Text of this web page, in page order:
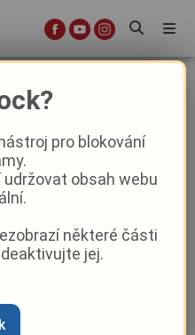
obvinila
|12:16
pro blokování
obsah webu
některé části
jej.